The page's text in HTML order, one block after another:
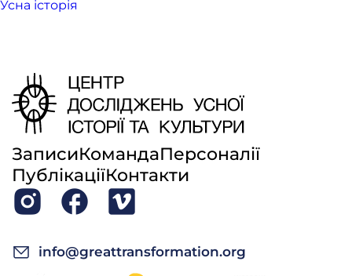
Усна історія
ЗаписиКомандаПерсоналії
ПублікаціїКонтакти
info@greattransformation.org